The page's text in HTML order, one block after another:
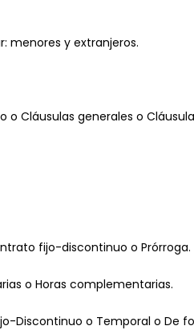
menores y extranjeros.
o Cláusulas generales o
fijo-discontinuo o Prórroga.
o Horas complementarias.
Discontinuo o Temporal o De